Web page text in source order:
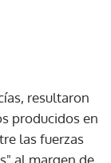
resultaron
producidos en
las fuerzas
al margen de